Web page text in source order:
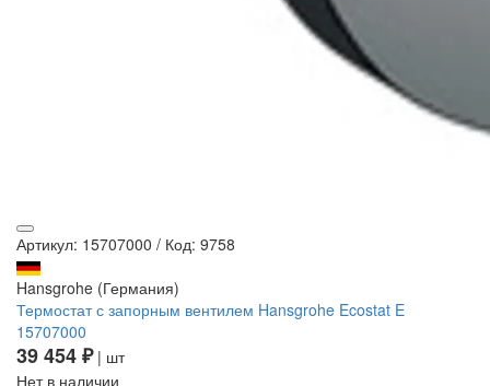
Артикул: 15707000 / Код: 9758
Hansgrohe (Германия)
Термостат с запорным вентилем Hansgrohe Ecostat E
15707000
39 454 ₽| шт
Нет в наличии